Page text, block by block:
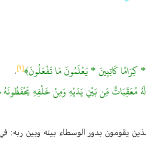
كَاتِبِينَ * يَعْلَمُونَ مَا تَفْعَلُونَ﴾[١]
.
مُعَقِّبَاتٌ مِّن بَيْنِ يَدَيْهِ وَمِنْ خَلْفِهِ يَحْفَظُونَهُ
يقومون بدور الوسطاء بينه وبين ربه :